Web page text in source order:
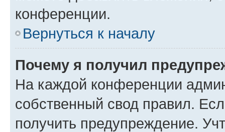
конференции.
Вернуться к началу
Почему я получил
На каждой конференции
собственный свод правил.
получить предупреждение.